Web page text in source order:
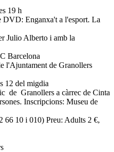
19 h
Enganxa't a l'esport. La
Julio Alberto i amb la
Barcelona
l'Ajuntament de Granollers
12 del migdia
Granollers a càrrec de Cinta
Inscripcions: Museu de
10 i 010) Preu: Adults 2 €,